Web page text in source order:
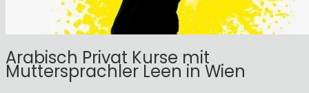
Arabisch Privat Kurse mit
Muttersprachler Leen in Wien